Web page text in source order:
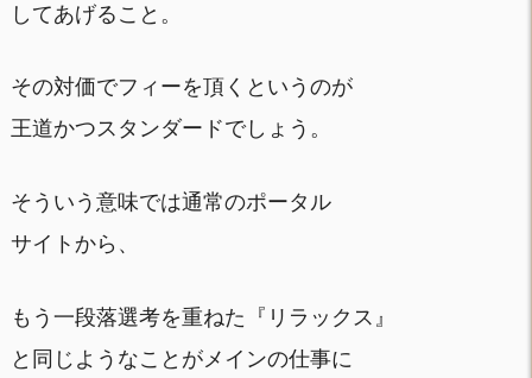
してあげること。
その対価でフィーを頂くというのが
王道かつスタンダードでしょう。
そういう意味では通常のポータル
サイトから、
もう一段落選考を重ねた『リラックス』
と同じようなことがメインの仕事に